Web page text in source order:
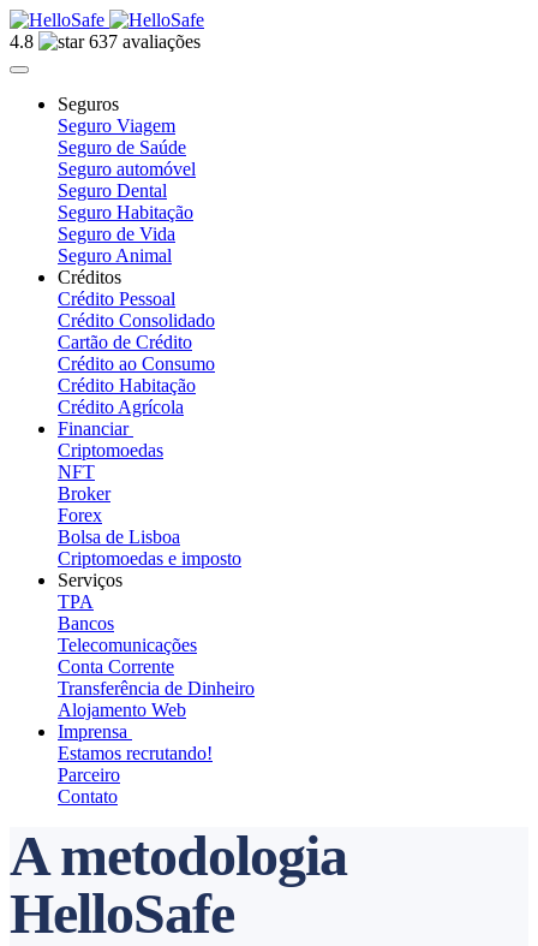
4.8 637 avaliações
Seguros
Seguro Viagem
Seguro de Saúde
Seguro automóvel
Seguro Dental
Seguro Habitação
Seguro de Vida
Seguro Animal
Créditos
Crédito Pessoal
Crédito Consolidado
Cartão de Crédito
Crédito ao Consumo
Crédito Habitação
Crédito Agrícola
Financiar
Criptomoedas
NFT
Broker
Forex
Bolsa de Lisboa
Criptomoedas e imposto
Serviços
TPA
Bancos
Telecomunicações
Conta Corrente
Transferência de Dinheiro
Alojamento Web
Imprensa
Estamos recrutando!
Parceiro
Contato
A metodologia
HelloSafe